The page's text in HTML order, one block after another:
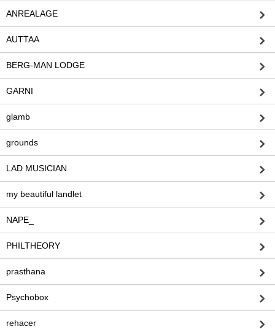
ANREALAGE
AUTTAA
BERG-MAN LODGE
GARNI
glamb
grounds
LAD MUSICIAN
my beautiful landlet
NAPE_
PHILTHEORY
prasthana
Psychobox
rehacer